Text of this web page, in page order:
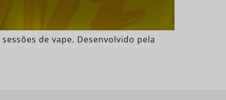
de vape. Desenvolvido pela